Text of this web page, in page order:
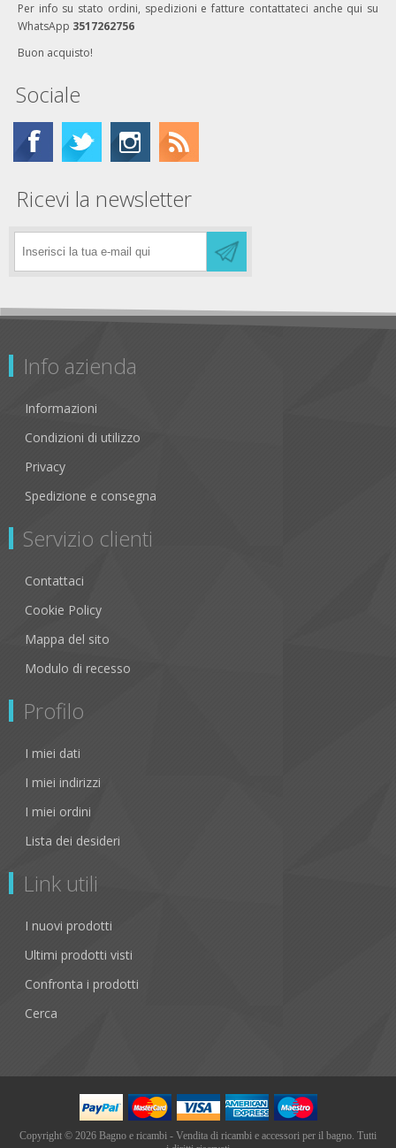
Per info su stato ordini, spedizioni e fatture contattateci anche qui su
WhatsApp 3517262756
Buon acquisto!
Sociale
Ricevi la newsletter
Info azienda
Informazioni
Condizioni di utilizzo
Privacy
Spedizione e consegna
Servizio clienti
Contattaci
Cookie Policy
Mappa del sito
Modulo di recesso
Profilo
I miei dati
I miei indirizzi
I miei ordini
Lista dei desideri
Link utili
I nuovi prodotti
Ultimi prodotti visti
Confronta i prodotti
Cerca
Copyright © 2026 Bagno e ricambi - Vendita di ricambi e accessori per il bagno. Tutti